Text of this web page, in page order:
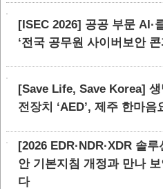
[ISEC 2026] 공공 부문 AI·
‘전국 공무원 사이버보안 콘
[Save Life, Save Korea]
전장치 ‘AED’, 제주 한마
[2026 EDR·NDR·XDR 솔
안 기본지침 개정과 만나
다